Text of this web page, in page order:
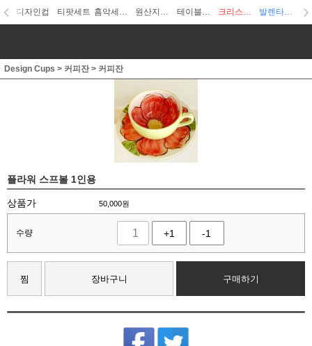
디자인컵 티팟세트 홈악세사리 원산지디자인 테이블웨어 크리스마스 발렌타인데이
Design Cups > 커피잔 > 커피잔
플라워 스프볼 1인용
상품가 50,000원
수량 +1 -1
찜 장바구니 구매하기